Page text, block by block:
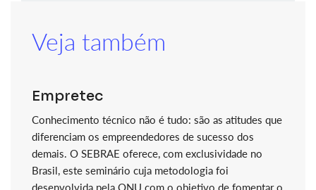
Veja também
Empretec
Conhecimento técnico não é tudo: são as atitudes que
diferenciam os empreendedores de sucesso dos
demais. O SEBRAE oferece, com exclusividade no
Brasil, este seminário cuja metodologia foi
desenvolvida pela ONU com o objetivo de fomentar o